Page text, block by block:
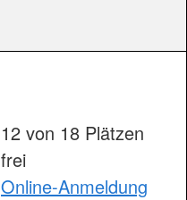
12 von 18 Plätzen
frei
Online-Anmeldung